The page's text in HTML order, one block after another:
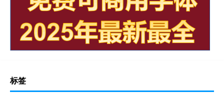
标签